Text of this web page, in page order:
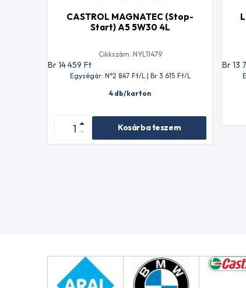
CASTROL MAGNATEC (Stop-
Start) A5 5W30 4L
Cikkszám: NYL11479
Br 14 459 Ft
Egységár: N°2 847 Ft/L | Br 3 615 Ft/L
4 db/karton
Kosárba teszem
Br 13